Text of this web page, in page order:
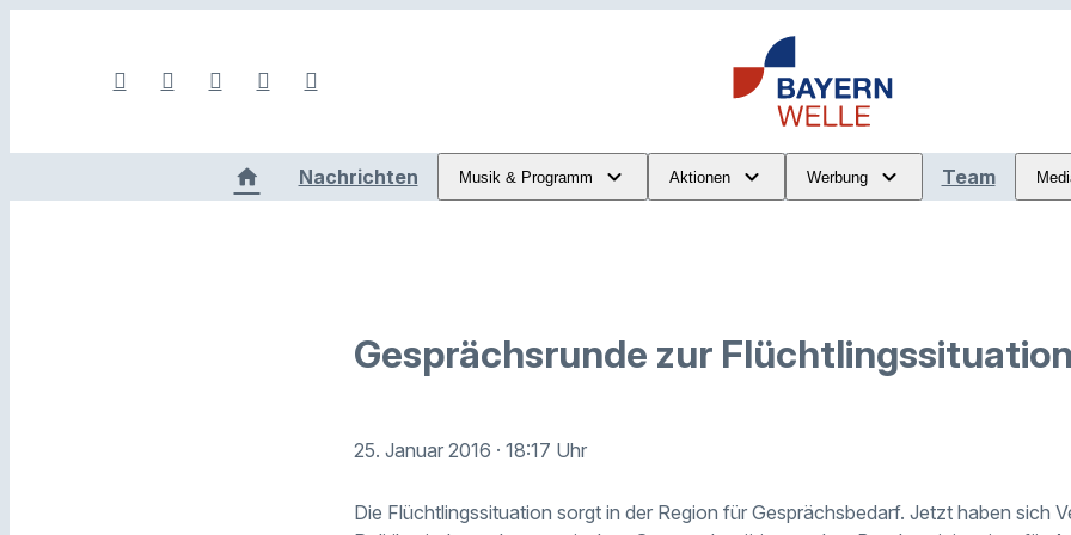
Nachrichten Musik & Programm Aktionen Werbung Team
Gesprächsrunde zur Flüchtlingssituation
25. Januar 2016 · 18:17 Uhr
Die Flüchtlingssituation sorgt in der Region für Gesprächsbedarf. Jetzt haben sich